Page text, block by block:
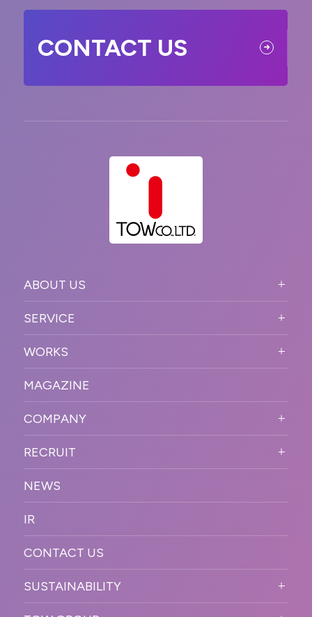
CONTACT US
ABOUT US
PURPOSE
VISION
OUR DNA
SERVICE
STRONG POINT
BUSINESS DOMAIN
SOLUTION
WORKFLOW
WORKS
オンラインイベント
SNSプロモーション
プラットフォーム販
促
デジタル制作・映像
制作
PR
カンファレンス・展示会・アワ
ESPORTS・ゲームプロモーシ
MAGAZINE
COMPANY
COMPANY INFORMATION
MESSAGE
OFFICER
ACCESS
ORGANIZATION CHART
HISTORY
RECRUIT
新卒採用
キャリア採用
NEWS
IR
CONTACT US
SUSTAINABILITY